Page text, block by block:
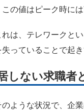
の値はピーク時には
は、テレワークと
失っていることで起
しない求職者
ような状況で、企業